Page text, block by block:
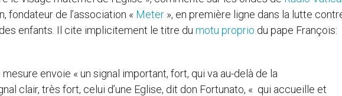
fondateur de l’association « Meter », en première ligne dans la lutte
enfants. Il cite implicitement le titre du motu proprio du pape François:
envoie « un signal important, fort, qui va au-delà de la
clair, très fort, celui d’une Eglise, dit don Fortunato, « qui accueille et